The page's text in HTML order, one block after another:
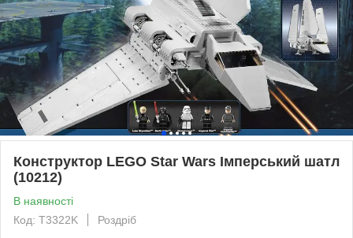
Конструктор LEGO Star Wars Імперський шатл
(10212)
В наявності
Код: T3322K
Роздріб